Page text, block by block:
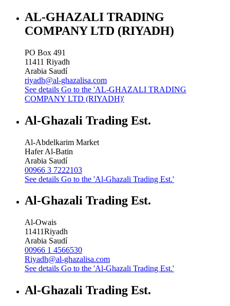
AL-GHAZALI TRADING
COMPANY LTD (RIYADH)
PO Box 491
11411 Riyadh
Arabia Saudí
riyadh@al-ghazalisa.com
See details Go to the 'AL-GHAZALI TRADING
COMPANY LTD (RIYADH)'
Al-Ghazali Trading Est.
Al-Abdelkarim Market
Hafer Al-Batin
Arabia Saudí
00966 3 7222103
See details Go to the 'Al-Ghazali Trading Est.'
Al-Ghazali Trading Est.
Al-Owais
11411Riyadh
Arabia Saudí
00966 1 4566530
Riyadh@al-ghazalisa.com
See details Go to the 'Al-Ghazali Trading Est.'
Al-Ghazali Trading Est.